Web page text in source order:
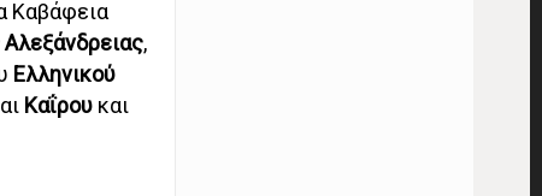
Καβάφεια
,
Ελληνικού
Καΐρουκαι